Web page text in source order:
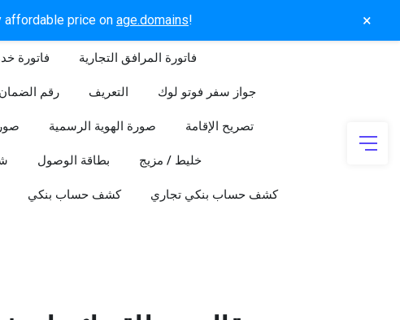
affordable price on age.domains! ×
فاتورة فاتورة المرافق التجارية
رقم التعريف جواز سفر فوتو لوك
صورة الهوية الرسمية تصريح الإقامة
بطاقة الوصول خليط / مزيج
كشف حساب بنكي كشف حساب بنكي تجاري